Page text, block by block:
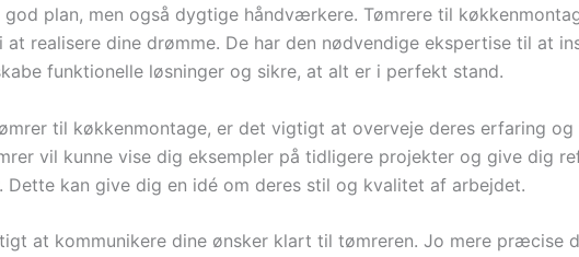
plan, men også dygtige håndværkere. Tømrere til
at realisere dine drømme. De har den nødvendige ekspertise til at
funktionelle løsninger og sikre, at alt er i perfekt stand.
til køkkenmontage, er det vigtigt at overveje deres erfaring
vil kunne vise dig eksempler på tidligere projekter og give dig
Dette kan give dig en idé om deres stil og kvalitet af arbejdet.
at kommunikere dine ønsker klart til tømreren. Jo mere præcise